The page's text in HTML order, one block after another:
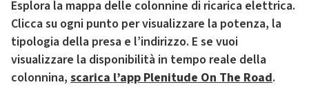
Esplora la mappa delle colonnine di ricarica elettrica.
Clicca su ogni punto per visualizzare la potenza, la
tipologia della presa e l’indirizzo. E se vuoi
visualizzare la disponibilità in tempo reale della
colonnina, scarica l’app Plenitude On The Road.